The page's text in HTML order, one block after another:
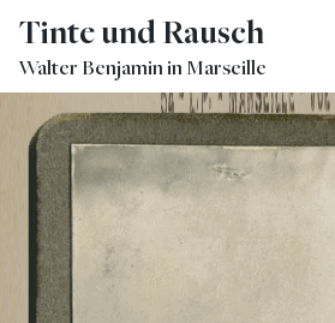
Tinte und Rausch
Walter Benjamin in Marseille
ASJA LACIS